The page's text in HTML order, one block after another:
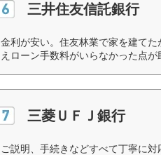
三井住友信託銀行
金利が安い。住友林業で家を建て
えローン手数料がいらなかった点が
三菱ＵＦＪ銀行
ご説明、手続きなどすべて丁寧に